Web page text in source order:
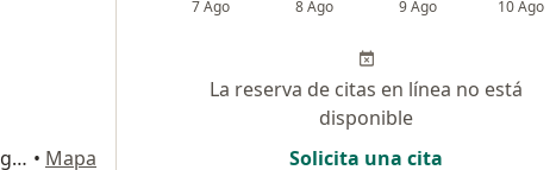
Hospital San Vicente Fundación Rionegro, Rionegro • Mapa
7 Ago 8 Ago 9 Ago 10 Ago
La reserva de citas en línea no está
disponible
Solicita una cita